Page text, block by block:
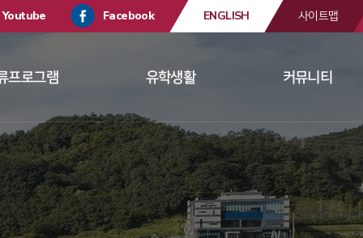
Youtube Facebook ENGLISH 사이트맵
프로그램 유학생활 커뮤니티